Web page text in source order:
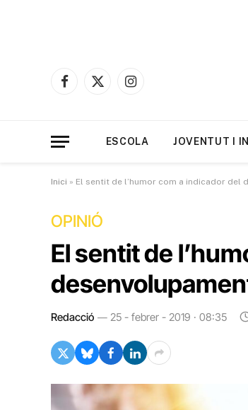
Facebook
X
Instagram
ESCOLA JOVENTUT I
Inici » El sentit de l’humor com a indicador del
OPINIÓ
El sentit de
Redacció 25 - febrer - 2019 · 08:35